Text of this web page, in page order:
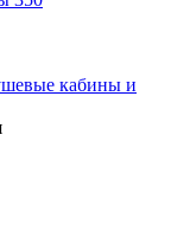
кабины и